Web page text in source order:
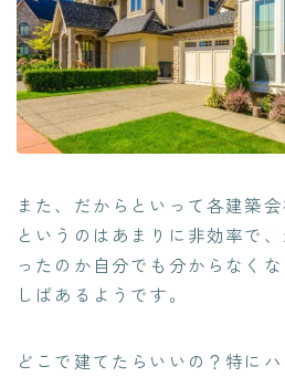
また、だからといって各建築
というのはあまりに非効率で
ったのか自分でも分からなく
しばあるようです。
どこで建てたらいいの？特に